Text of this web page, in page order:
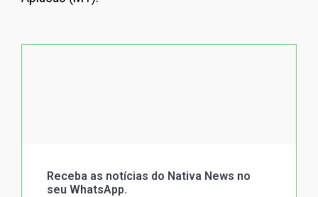
Receba as notícias do Nativa News no
seu WhatsApp.